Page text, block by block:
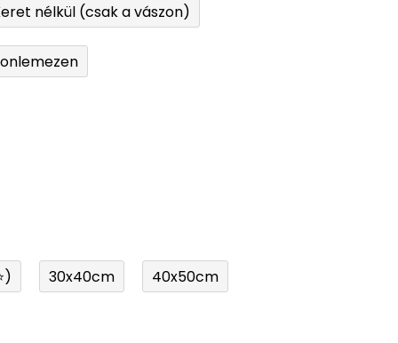
nélkül (csak a vászon)
30x40cm 40x50cm